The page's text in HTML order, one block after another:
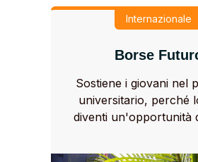
Internazionale
Borse
Sostiene i giovani nel
universitario, perché
diventi un'opportunità